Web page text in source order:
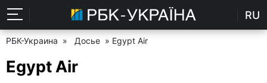
RU
РБК-Украина » Досье » Egypt Air
Egypt Air